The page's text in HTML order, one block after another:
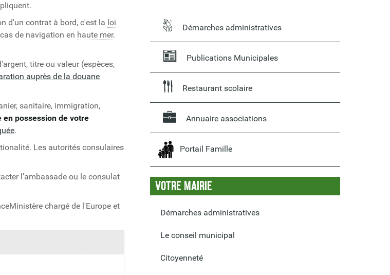
d'un contrat à bord, c'est la loi
de navigation en haute mer.
titre ou valeur (espèces,
auprès de la douane
sanitaire, immigration,
en possession de votre
.
Les autorités consulaires
l’ambassade ou le consulat
chargé de l'Europe et
Démarches administratives
Publications Municipales
Restaurant scolaire
Annuaire associations
Portail Famille
Votre Mairie
Démarches administratives
Le conseil municipal
Citoyenneté